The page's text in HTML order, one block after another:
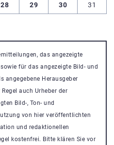
28 29 30
31
das angezeigte
für das angezeigte Bild- und
angegebene Herausgeber
auch Urheber der
Bild-, Ton- und
von hier veröffentlichten
und redaktionellen
kostenfrei. Bitte klären Sie vor